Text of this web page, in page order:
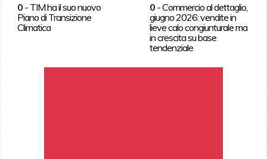
0- TIM ha il suo nuovo
Piano di Transizione
Climatica
0 -Commercio al dettaglio,
giugno 2026: vendite in
lieve calo congiunturale ma
in crescita su base
tendenziale